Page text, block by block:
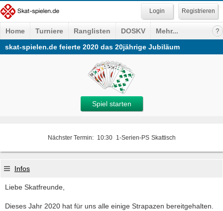
Registrieren
Home Turniere Ranglisten DOSKV
Mehr...
skat-spielen.de feierte 2020 das 20jährige Jubiläum
Spiel starten
Nächster Termin: 10:30 1-Serien-PS Skattisch
Infos
Liebe Skatfreunde,
Dieses Jahr 2020 hat für uns alle einige Strapazen bereitgehalten.